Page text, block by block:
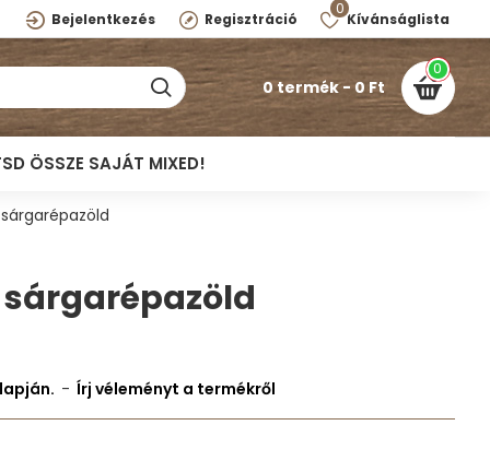
Bejelentkezés Regisztráció Kívánságlista
0
0 termék - 0 Ft
0
ÖSSZE SAJÁT MIXED!
- Írj véleményt a termékről